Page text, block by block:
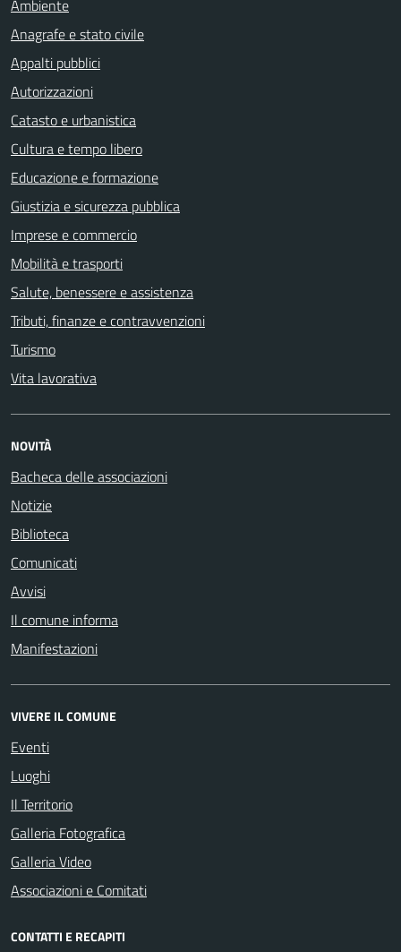
Ambiente
Anagrafe e stato civile
Appalti pubblici
Autorizzazioni
Catasto e urbanistica
Cultura e tempo libero
Educazione e formazione
Giustizia e sicurezza pubblica
Imprese e commercio
Mobilità e trasporti
Salute, benessere e assistenza
Tributi, finanze e contravvenzioni
Turismo
Vita lavorativa
NOVITÀ
Bacheca delle associazioni
Notizie
Biblioteca
Comunicati
Avvisi
Il comune informa
Manifestazioni
VIVERE IL COMUNE
Eventi
Luoghi
Il Territorio
Galleria Fotografica
Galleria Video
Associazioni e Comitati
CONTATTI E RECAPITI